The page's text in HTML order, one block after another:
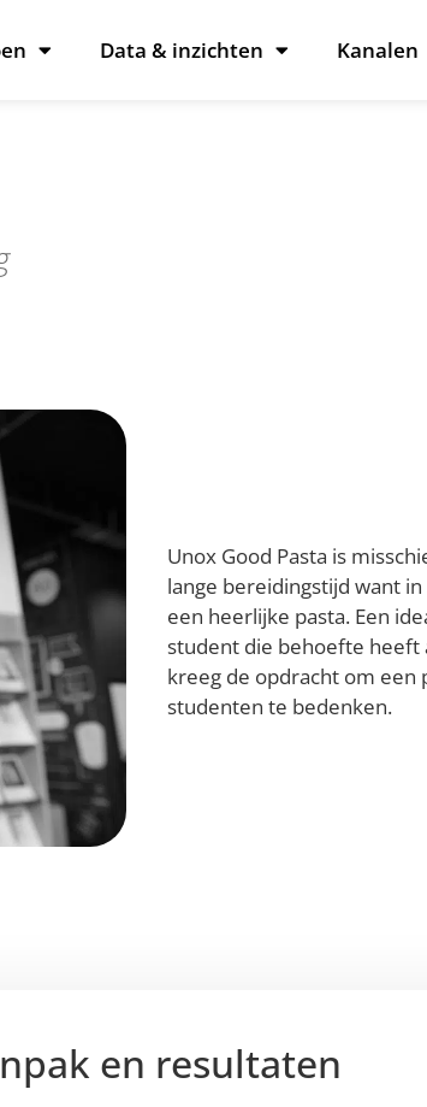
Data & inzichten Kanalen
Unox Good Pasta is
lange bereidingstijd want
een heerlijke pasta. Een
student die behoefte heeft
kreeg de opdracht om een
studenten te bedenken.
en resultaten